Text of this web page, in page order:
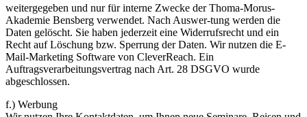
weitergegeben und nur für interne Zwecke der Thoma-Morus-
Akademie Bensberg verwendet. Nach Auswer-tung werden die
Daten gelöscht. Sie haben jederzeit eine Widerrufsrecht und ein
Recht auf Löschung bzw. Sperrung der Daten. Wir nutzen die E-
Mail-Marketing Software von CleverReach. Ein
Auftragsverarbeitungsvertrag nach Art. 28 DSGVO wurde
abgeschlossen.
f.) Werbung